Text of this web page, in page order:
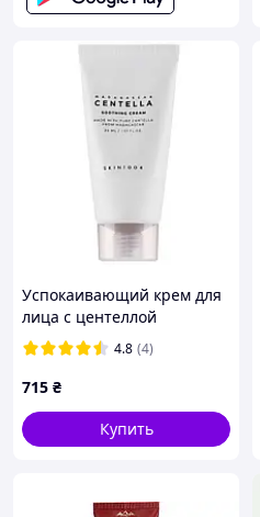
Успокаивающий крем для
лица с центеллой
SKIN1004 Madagascar
Centella Soothing Cream
30ml
4.8 (4)
715 ₴
Купить